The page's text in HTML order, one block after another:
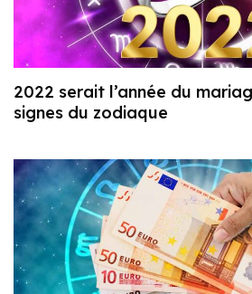
2022 serait l’année du
signes du zodiaque